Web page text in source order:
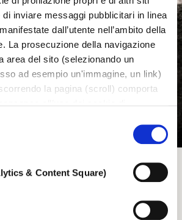
inviare messaggi pubblicitari in linea
dall’utente nell’ambito della
La prosecuzione della navigazione
area del sito (selezionando un
ad esempio un'immagine, un link)
la pagina (scroll) comporta
ai cookie scegliendo quali tipologie
(di profilazione, tecnici o analitici).
impostazioni venissero modificate,
il corretto funzionamento del
o negare il consenso all’utilizzo a tutti
& Content Square)
agli estremi